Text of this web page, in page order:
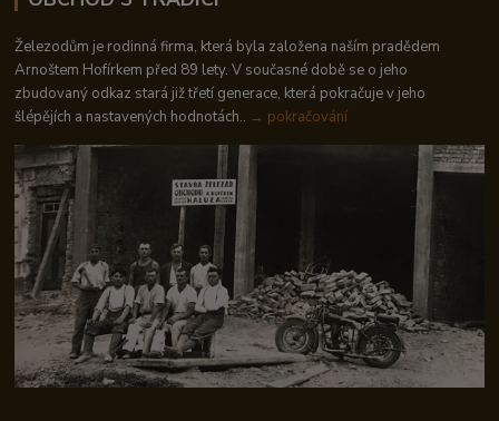
Železodům je rodinná firma, která byla založena naším pradědem
Arnoštem Hofírkem před 89 lety. V současné době se o jeho
zbudovaný odkaz stará již třetí generace, která pokračuje v jeho
šlépějích a nastavených hodnotách.. → pokračování